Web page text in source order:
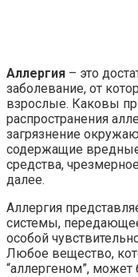
Аллергия – это
заболевание, от
взрослые. Каковы
распространения
загрязнение
содержащие
средства,
далее.
Аллергия
системы,
особой
Любое вещество,
“аллергеном”, может